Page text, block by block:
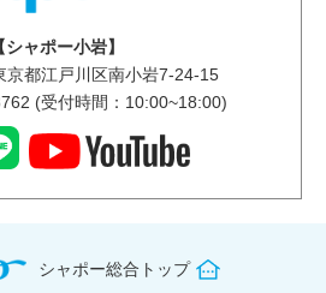
【シャポー小岩】
京都江戸川区南小岩7-24-15
(受付時間：10:00~18:00)
シャポー総合トップ